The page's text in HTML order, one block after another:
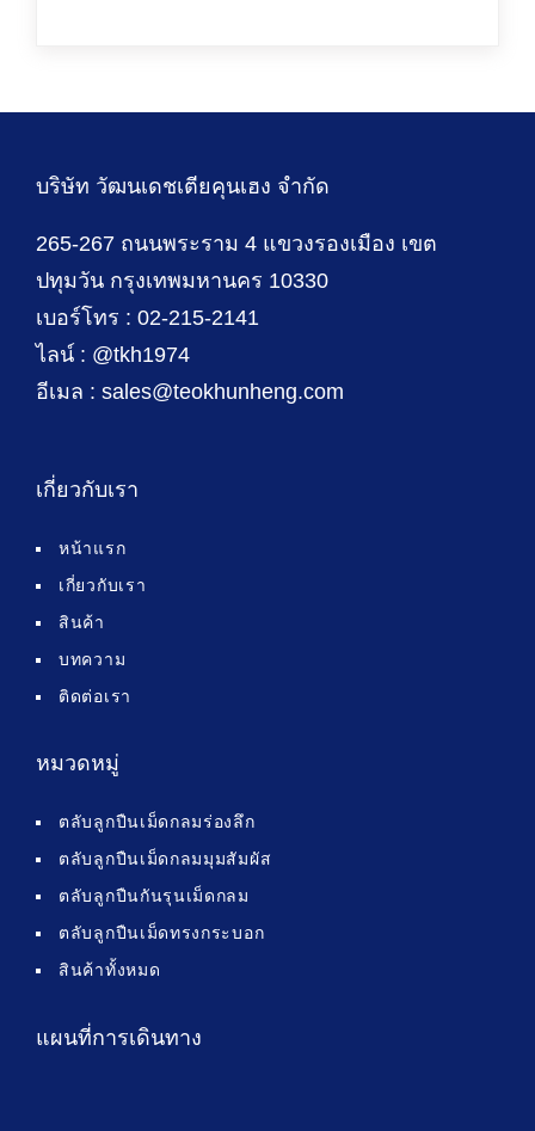
บริษัท วัฒนเดชเตียคุนเฮง จำกัด
265-267 ถนนพระราม 4 แขวงรองเมือง เขต
ปทุมวัน กรุงเทพมหานคร 10330
เบอร์โทร : 02-215-2141
ไลน์ : @tkh1974
อีเมล : sales@teokhunheng.com
เกี่ยวกับเรา
หน้าแรก
เกี่ยวกับเรา
สินค้า
บทความ
ติดต่อเรา
หมวดหมู่
ตลับลูกปืนเม็ดกลมร่องลึก
ตลับลูกปืนเม็ดกลมมุมสัมผัส
ตลับลูกปืนกันรุนเม็ดกลม
ตลับลูกปืนเม็ดทรงกระบอก
สินค้าทั้งหมด
แผนที่การเดินทาง